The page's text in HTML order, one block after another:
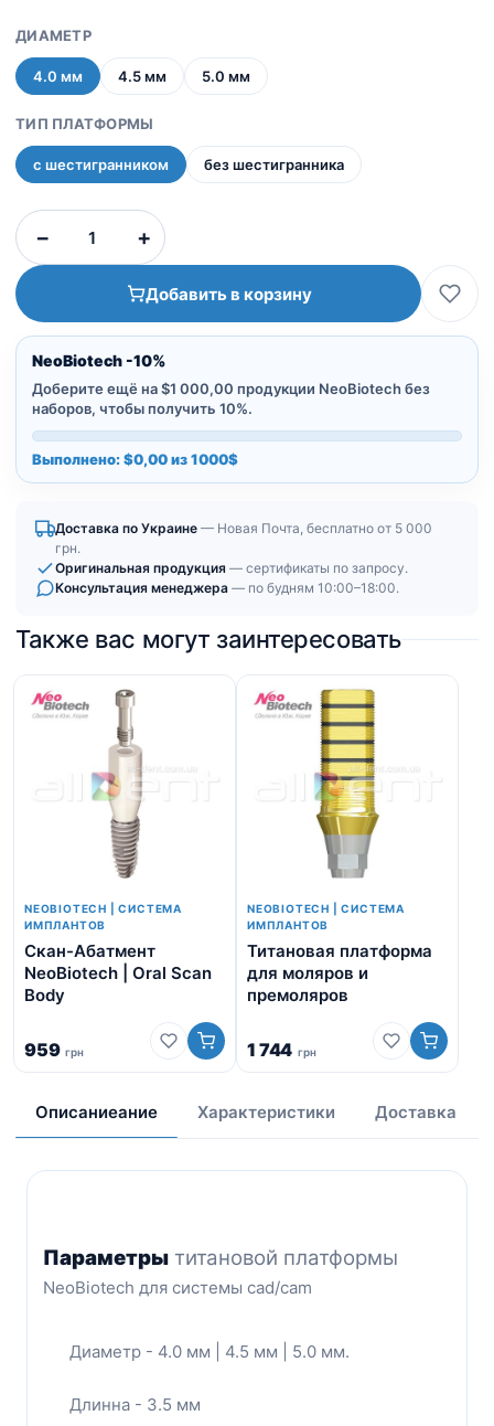
ДИАМЕТР
4.0 мм 4.5 мм 5.0 мм
ТИП ПЛАТФОРМЫ
с шестигранником без шестигранника
−
Количество
товара
платформа
|
Ti
Base
+
Добавить в корзину
NeoBiotech -10%
Доберите ещё на $1 000,00 продукции NeoBiotech без
наборов, чтобы получить 10%.
Выполнено: $0,00 из 1000$
Доставка по Украине — Новая Почта, бесплатно от 5 000
грн.
Оригинальная продукция — сертификаты по запросу.
Консультация менеджера — по будням 10:00–18:00.
Также вас могут заинтересовать
NEOBIOTECH | СИСТЕМА
ИМПЛАНТОВ
Скан-Абатмент
NeoBiotech | Oral Scan
Body
959 грн
NEOBIOTECH | СИСТЕМА
ИМПЛАНТОВ
Титановая платформа
для моляров и
премоляров
1 744 грн
Описаниеание Характеристики Доставка
Параметры титановой платформы
NeoBiotech для системы cad/cam
Диаметр - 4.0 мм | 4.5 мм | 5.0 мм.
Длинна - 3.5 мм